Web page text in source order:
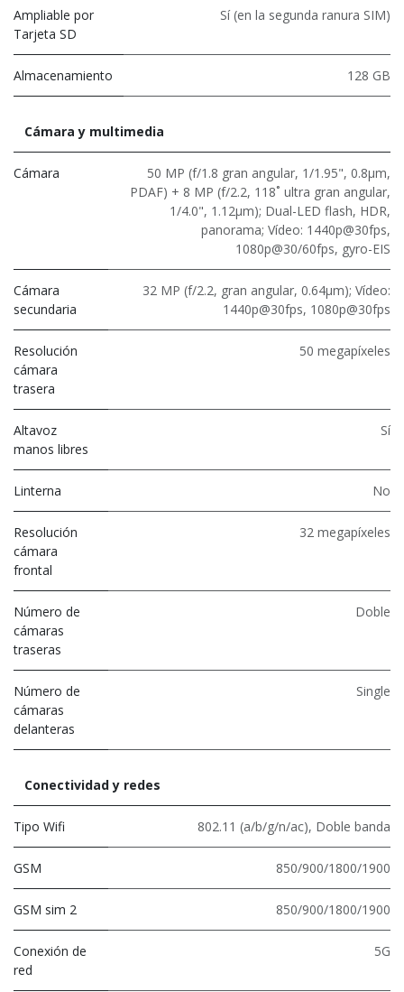
Ampliable por
Tarjeta SD
Sí (en la segunda ranura SIM)
Almacenamiento 128 GB
Cámara y multimedia
Cámara
50 MP (f/1.8 gran angular, 1/1.95", 0.8µm,
PDAF) + 8 MP (f/2.2, 118˚ ultra gran angular,
1/4.0", 1.12µm); Dual-LED flash, HDR,
panorama; Vídeo: 1440p@30fps,
1080p@30/60fps, gyro-EIS
Cámara
secundaria
32 MP (f/2.2, gran angular, 0.64µm); Vídeo:
1440p@30fps, 1080p@30fps
Resolución
cámara
trasera
50 megapíxeles
Altavoz
manos libres
Sí
Linterna No
Resolución
cámara
frontal
32 megapíxeles
Número de
cámaras
traseras
Doble
Número de
cámaras
delanteras
Single
Conectividad y redes
Tipo Wifi 802.11 (a/b/g/n/ac), Doble banda
GSM 850/900/1800/1900
GSM sim 2 850/900/1800/1900
Conexión de
red
5G